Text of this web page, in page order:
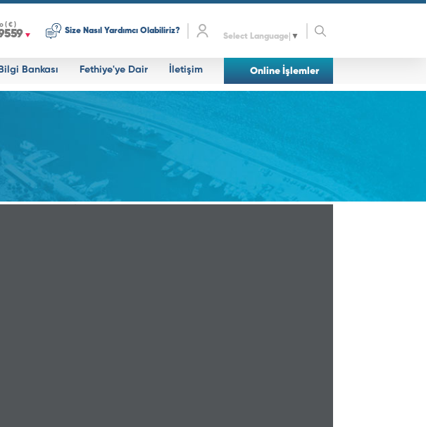
( € )
Size Nasıl Yardımcı Olabiliriz?
Select Language ▼
Bilgi Bankası Fethiye'ye Dair İletişim Online İşlemler